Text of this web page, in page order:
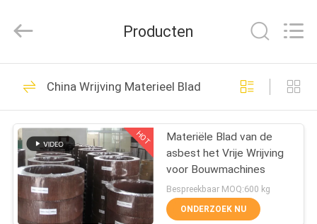
HUIS
PRODUCTEN
ONGEVEER
ONS
Remvoeringsbroodje
42
Producten
China Wrijving Materieel Blad
HOT
Materiële Blad van de
asbest het Vrije Wrijving
voor Bouwmachines
Bespreekbaar MOQ:600 kg
ONDERZOEK NU